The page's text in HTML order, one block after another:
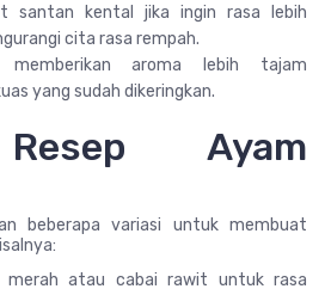
santan kental jika ingin rasa lebih
cita rasa rempah.
memberikan aroma lebih tajam
yang sudah dikeringkan.
Ayam
beberapa variasi untuk membuat
merah atau cabai rawit untuk rasa